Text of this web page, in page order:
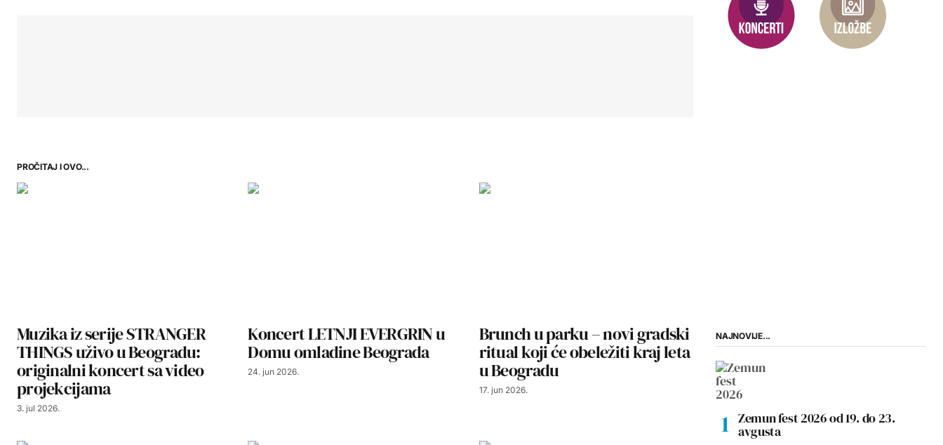
PROČITAJ I OVO...
Muzika iz serije STRANGER
THINGS uživo u Beogradu:
originalni koncert sa video
projekcijama
3. jul 2026.
Koncert LETNJI EVERGRIN u
Domu omladine Beograda
24. jun 2026.
Brunch u parku – novi gradski
ritual koji će obeležiti kraj leta
u Beogradu
17. jun 2026.
NAJNOVIJE...
Zemun fest 2026 od 19. do 23.
avgusta